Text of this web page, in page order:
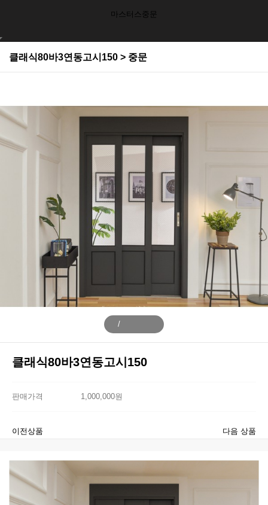
마스터스중문
클래식80바3연동고시150 > 중문
/
클래식80바3연동고시150
판매가격 1,000,000원
이전상품 다음 상품